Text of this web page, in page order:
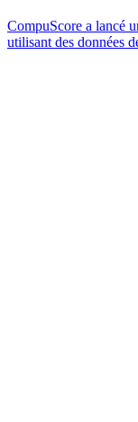
CompuScore a lancé
utilisant des données